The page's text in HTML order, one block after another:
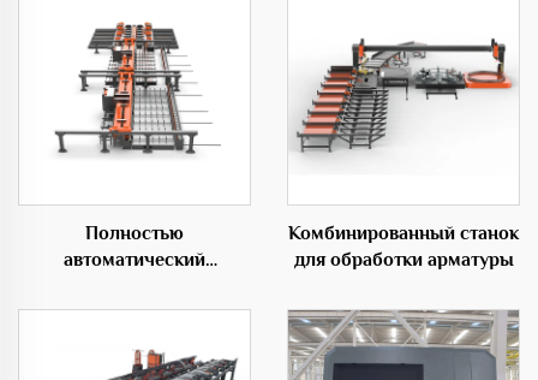
Полностью
автоматический
гибочный центр 50D
Комбинированный станок
для обработки арматуры